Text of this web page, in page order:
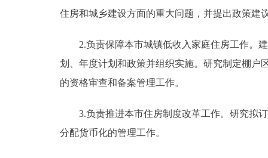
住房和城乡建设方面的重大问题，并提出政策建
2.负责保障本市城镇低收入家庭住房工作。建
划、年度计划和政策并组织实施。研究制定棚户
的资格审查和备案管理工作。
3.负责推进本市住房制度改革工作。研究拟订
分配货币化的管理工作。